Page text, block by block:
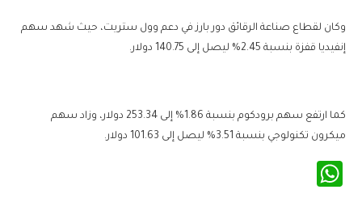
وكان لقطاع صناعة الرقائق دور بارز في دعم وول ستريت، حيث شهد سهم
إنفيديا قفزة بنسبة 2.45% ليصل إلى 140.75 دولار.
كما ارتفع سهم برودكوم بنسبة 1.86% إلى 253.34 دولار، وزاد سهم
ميكرون تكنولوجي بنسبة 3.51% ليصل إلى 101.63 دولار.